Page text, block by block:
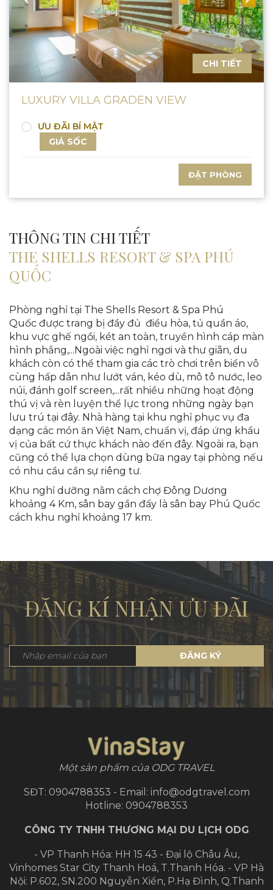
CHI TIẾT
LUXURY VILLA GRADEN VIEW
ƯU ĐÃI BÍ MẬT
GIÁ SỐC
ĐẶT PHÒNG
THÔNG TIN CHI TIẾT
THE SHELLS RESORT & SPA PHÚ
QUỐC
Phòng nghỉ tại The Shells Resort & Spa Phú
Quốc được trang bị đầy đủ điều hòa, tủ quần áo,
khu vực ghế ngồi, két an toàn, truyền hình cáp màn
hình phẳng,...Ngoài việc nghỉ ngơi và thư giãn, du
khách còn có thể tham gia các trò chơi trên biển vô
cùng hấp dẫn như lướt ván, kéo dù, mô tô nước, leo
núi, đánh golf screen,...rất nhiều những hoạt động
thú vị và rèn luyện thể lực trong những ngày bạn
lưu trú tại đây. Nhà hàng tại khu nghỉ phục vụ đa
dạng các món ăn Việt Nam, chuẩn vị, đáp ứng khẩu
vị của bất cứ thực khách nào đến đây. Ngoài ra, bạn
cũng có thể lựa chọn dùng bữa ngay tại phòng nếu
có nhu cầu cần sự riêng tư.
Khu nghỉ dưỡng nằm cách chợ Đông Dương
khoảng 4 Km, sân bay gần đấy là sân bay Phú Quốc
cách khu nghỉ khoảng 17 km.
ĐĂNG KÍ NHẬN ƯU ĐÃI
ĐĂNG KÝ
Một sản phẩm của ODG TRAVEL
SĐT: 0904788353 - Email: info@odgtravel.com
Hotline: 0904788353
CÔNG TY TNHH THƯƠNG MẠI DU LỊCH ODG
- VP Thanh Hóa: HH 15 43 - Đại lộ Châu Âu,
Vinhomes Star City Thanh Hoá, T.Thanh Hóa. - VP Hà
Nội: P.602, SN.200 Nguyễn Xiển, P.Hạ Đình, Q.Thanh